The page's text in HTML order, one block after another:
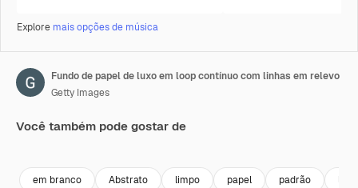
Explore mais opções de música
Fundo de papel de luxo em loop contínuo com linhas em relevo
Getty Images
Você também pode gostar de
em branco Abstrato limpo papel padrão